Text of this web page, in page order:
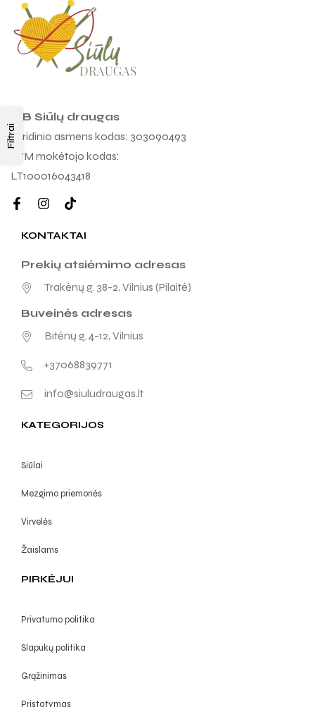
Filtrai
MB Siūlų draugas
Juridinio asmens kodas: 303090493
PVM mokėtojo kodas:
LT100016043418
KONTAKTAI
Prekių atsiėmimo adresas
Trakėnų g. 38-2, Vilnius (Pilaitė)
Buveinės adresas
Bitėnų g. 4-12, Vilnius
+37068839771
info@siuludraugas.lt
KATEGORIJOS
Siūlai
Mezgimo priemonės
Virvelės
Žaislams
PIRKĖJUI
Privatumo politika
Slapukų politika
Grąžinimas
Pristatymas